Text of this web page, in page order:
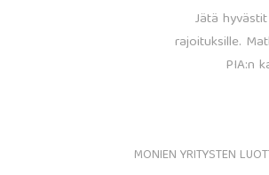
Jätä
rajoituksille.
PIA:n
MONIEN YRITYSTEN